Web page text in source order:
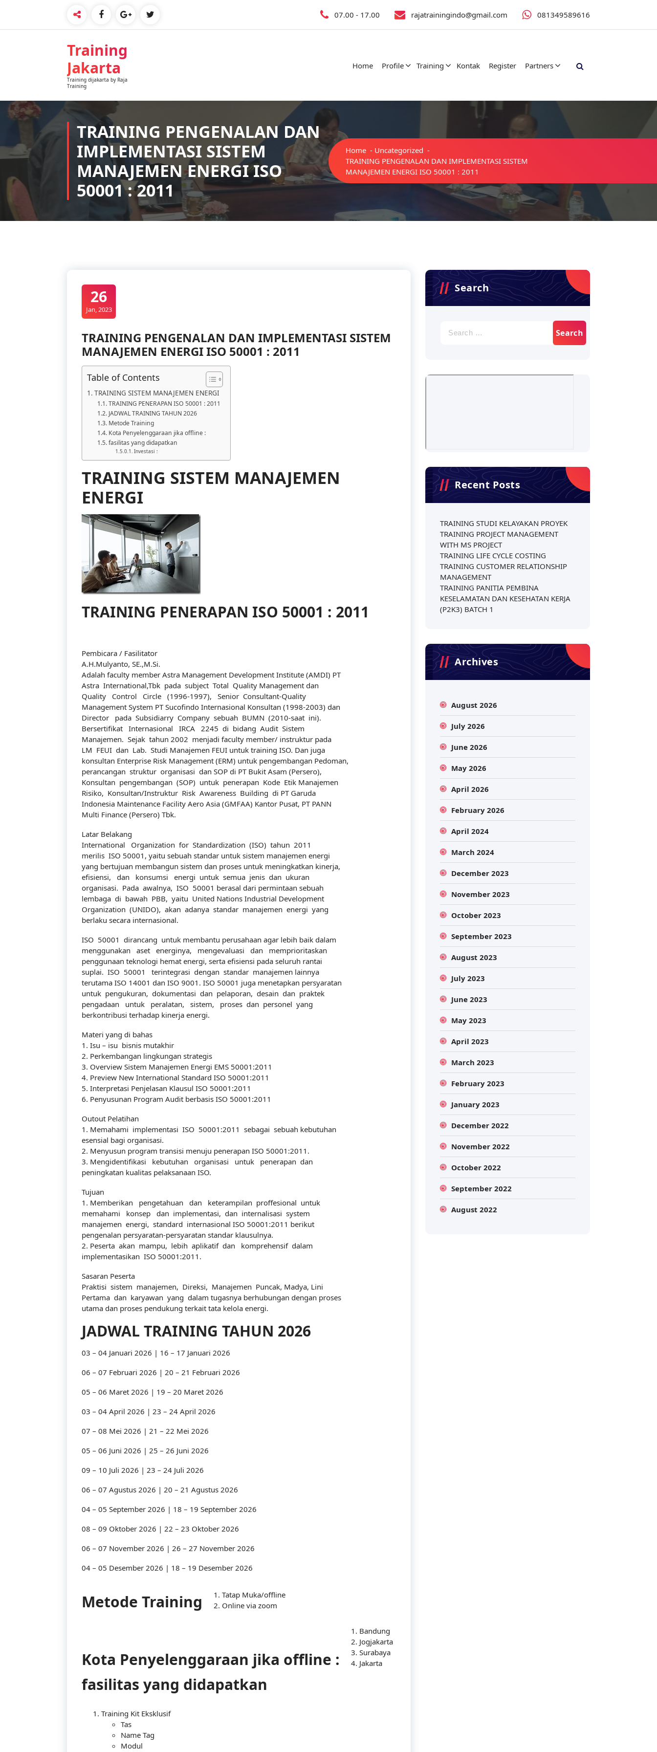
07.00 - 17.00 rajatrainingindo@gmail.com 081349589616
Training
Jakarta
Training dijakarta by Raja
Training
Home Profile Training Kontak Register Partners
TRAINING PENGENALAN DAN
IMPLEMENTASI SISTEM
MANAJEMEN ENERGI ISO
50001 : 2011
Home - Uncategorized -
TRAINING PENGENALAN DAN IMPLEMENTASI SISTEM
MANAJEMEN ENERGI ISO 50001 : 2011
26
Jan, 2023
TRAINING PENGENALAN DAN IMPLEMENTASI SISTEM
MANAJEMEN ENERGI ISO 50001 : 2011
Table of Contents
TRAINING SISTEM MANAJEMEN ENERGI
TRAINING PENERAPAN ISO 50001 : 2011
JADWAL TRAINING TAHUN 2026
Metode Training
Kota Penyelenggaraan jika offline :
fasilitas yang didapatkan
Investasi :
TRAINING SISTEM MANAJEMEN
ENERGI
TRAINING PENERAPAN ISO 50001 : 2011
Pembicara / Fasilitator
A.H.Mulyanto, SE.,M.Si.
Adalah faculty member Astra Management Development Institute (AMDI) PT
Astra International,Tbk pada subject Total Quality Management dan
Quality Control Circle (1996-1997), Senior Consultant-Quality
Management System PT Sucofindo Internasional Konsultan (1998-2003) dan
Director pada Subsidiarry Company sebuah BUMN (2010-saat ini).
Bersertifikat Internasional IRCA 2245 di bidang Audit Sistem
Manajemen. Sejak tahun 2002 menjadi faculty member/ instruktur pada
LM FEUI dan Lab. Studi Manajemen FEUI untuk training ISO. Dan juga
konsultan Enterprise Risk Management (ERM) untuk pengembangan Pedoman,
perancangan struktur organisasi dan SOP di PT Bukit Asam (Persero),
Konsultan pengembangan (SOP) untuk penerapan Kode Etik Manajemen
Risiko, Konsultan/Instruktur Risk Awareness Building di PT Garuda
Indonesia Maintenance Facility Aero Asia (GMFAA) Kantor Pusat, PT PANN
Multi Finance (Persero) Tbk.
Latar Belakang
International Organization for Standardization (ISO) tahun 2011
merilis ISO 50001, yaitu sebuah standar untuk sistem manajemen energi
yang bertujuan membangun sistem dan proses untuk meningkatkan kinerja,
efisiensi, dan konsumsi energi untuk semua jenis dan ukuran
organisasi. Pada awalnya, ISO 50001 berasal dari permintaan sebuah
lembaga di bawah PBB, yaitu United Nations Industrial Development
Organization (UNIDO), akan adanya standar manajemen energi yang
berlaku secara internasional.
ISO 50001 dirancang untuk membantu perusahaan agar lebih baik dalam
menggunakan aset energinya, mengevaluasi dan memprioritaskan
penggunaan teknologi hemat energi, serta efisiensi pada seluruh rantai
suplai. ISO 50001 terintegrasi dengan standar manajemen lainnya
terutama ISO 14001 dan ISO 9001. ISO 50001 juga menetapkan persyaratan
untuk pengukuran, dokumentasi dan pelaporan, desain dan praktek
pengadaan untuk peralatan, sistem, proses dan personel yang
berkontribusi terhadap kinerja energi.
Materi yang di bahas
1. Isu – isu bisnis mutakhir
2. Perkembangan lingkungan strategis
3. Overview Sistem Manajemen Energi EMS 50001:2011
4. Preview New International Standard ISO 50001:2011
5. Interpretasi Penjelasan Klausul ISO 50001:2011
6. Penyusunan Program Audit berbasis ISO 50001:2011
Outout Pelatihan
1. Memahami implementasi ISO 50001:2011 sebagai sebuah kebutuhan
esensial bagi organisasi.
2. Menyusun program transisi menuju penerapan ISO 50001:2011.
3. Mengidentifikasi kebutuhan organisasi untuk penerapan dan
peningkatan kualitas pelaksanaan ISO.
Tujuan
1. Memberikan pengetahuan dan keterampilan proffesional untuk
memahami konsep dan implementasi, dan internalisasi system
manajemen energi, standard internasional ISO 50001:2011 berikut
pengenalan persyaratan-persyaratan standar klausulnya.
2. Peserta akan mampu, lebih aplikatif dan komprehensif dalam
implementasikan ISO 50001:2011.
Sasaran Peserta
Praktisi sistem manajemen, Direksi, Manajemen Puncak, Madya, Lini
Pertama dan karyawan yang dalam tugasnya berhubungan dengan proses
utama dan proses pendukung terkait tata kelola energi.
JADWAL TRAINING TAHUN 2026
03 – 04 Januari 2026 | 16 – 17 Januari 2026
06 – 07 Februari 2026 | 20 – 21 Februari 2026
05 – 06 Maret 2026 | 19 – 20 Maret 2026
03 – 04 April 2026 | 23 – 24 April 2026
07 – 08 Mei 2026 | 21 – 22 Mei 2026
05 – 06 Juni 2026 | 25 – 26 Juni 2026
09 – 10 Juli 2026 | 23 – 24 Juli 2026
06 – 07 Agustus 2026 | 20 – 21 Agustus 2026
04 – 05 September 2026 | 18 – 19 September 2026
08 – 09 Oktober 2026 | 22 – 23 Oktober 2026
06 – 07 November 2026 | 26 – 27 November 2026
04 – 05 Desember 2026 | 18 – 19 Desember 2026
Metode Training
Tatap Muka/offline
Online via zoom
Kota Penyelenggaraan jika offline :
Bandung
Jogjakarta
Surabaya
Jakarta
fasilitas yang didapatkan
Training Kit Eksklusif
Tas
Name Tag
Modul
Search
for:
Recent Posts
TRAINING STUDI KELAYAKAN PROYEK
TRAINING PROJECT MANAGEMENT
WITH MS PROJECT
TRAINING LIFE CYCLE COSTING
TRAINING CUSTOMER RELATIONSHIP
MANAGEMENT
TRAINING PANITIA PEMBINA
KESELAMATAN DAN KESEHATAN KERJA
(P2K3) BATCH 1
Archives
August 2026
July 2026
June 2026
May 2026
April 2026
February 2026
April 2024
March 2024
December 2023
November 2023
October 2023
September 2023
August 2023
July 2023
June 2023
May 2023
April 2023
March 2023
February 2023
January 2023
December 2022
November 2022
October 2022
September 2022
August 2022
Tentang Kami
Didirikan dengan tujuan menjadi bagian dari solusi bagi perusahaan
dalam meningkatkan kompetensi sumber daya manusianya.
Law
Legal
Search